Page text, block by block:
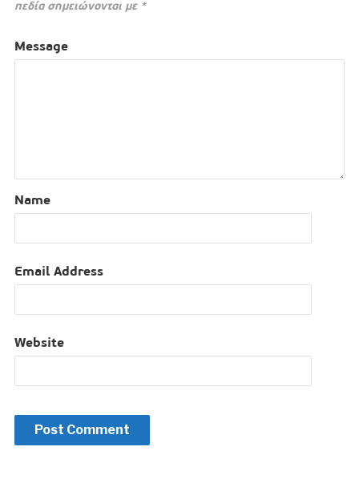
πεδία σημειώνονται με *
Message
Name
Email Address
Website